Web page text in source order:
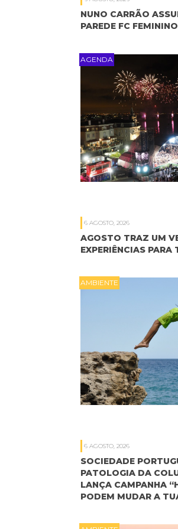
NUNO CARRÃO
PAREDE FC FEMININO
AGENDA
6 AGOSTO, 2026
AGOSTO TRAZ UM
EXPERIÊNCIAS
AMBIENTE
6 AGOSTO, 2026
SOCIEDADE
PATOLOGIA DA
LANÇA CAMPANHA
PODEM MUDAR A